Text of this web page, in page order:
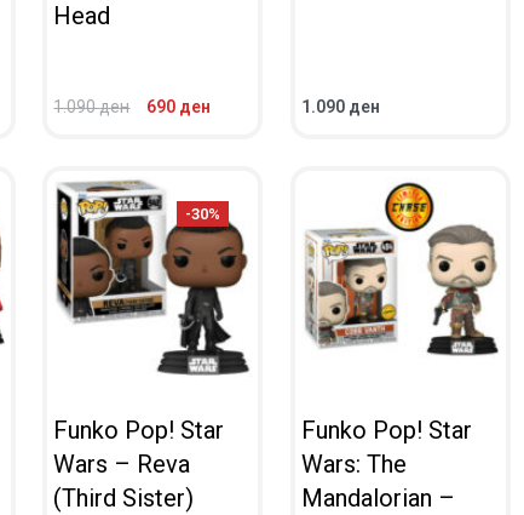
Head
1.090ден 690 ден
ВО КОШНИЧКА
1.090 ден
ВО КОШНИЧКА
-30%
Funko Pop! Star
Wars – Reva
(Third Sister)
Funko Pop! Star
Wars: The
Mandalorian –